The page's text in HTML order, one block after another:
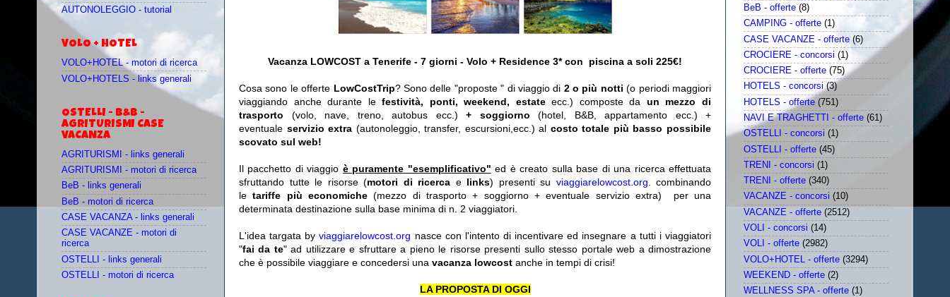
Vacanza LOWCOST a Tenerife - 7 giorni - Volo + Residence 3* con piscina a soli 225€!
Cosa sono le offerte LowCostTrip? Sono delle "proposte " di viaggio di 2 o più notti(o periodi maggiori
viaggiando anche durante lefestività, ponti, weekend, estateecc.) composte da un mezzo di
trasporto (volo, nave, treno, autobus ecc.) + soggiorno (hotel, B&B, appartamento ecc.) +
eventuale servizio extra (autonoleggio, transfer, escursioni,ecc.) al costo totale più basso possibile
scovato sul web!
Il pacchetto di viaggio è puramente "esemplificativo" ed è creato sulla base di una ricerca effettuata
sfruttando tutte le risorse (motori di ricerca e links) presenti su viaggiarelowcost.org . combinando
le tariffe più economiche(mezzo di trasporto + soggiorno + eventuale servizio extra)
per una
determinata destinazione sulla base minima di n. 2 viaggiatori.
L'idea targata byviaggiarelowcost.org nasce con l'intento di incentivare ed insegnare a tutti i viaggiatori
"fai da te" ad utilizzare e sfruttare a pieno le risorse presenti sullo stesso portale web a dimostrazione
che è possibile viaggiare e concedersi una vacanza lowcost anche in tempi di crisi!
LA PROPOSTA DI OGGI
AUTONOLEGGIO - tutorial
VOLO + HOTEL
VOLO+HOTEL - motori di ricerca
VOLO+HOTELS - links generali
OSTELLI - B&B -
AGRITURISMI CASE
VACANZA
AGRITURISMI - links generali
AGRITURISMI - motori di ricerca
BeB - links generali
BeB - motori di ricerca
CASE VACANZA - links generali
CASE VACANZE - motori di
ricerca
OSTELLI - links generali
OSTELLI - motori di ricerca
BeB - offerte (8)
CAMPING - offerte (1)
CASE VACANZE - offerte (6)
CROCIERE - concorsi (1)
CROCIERE - offerte (75)
HOTELS - concorsi (3)
HOTELS - offerte (751)
NAVI E TRAGHETTI - offerte (61)
OSTELLI - concorsi (1)
OSTELLI - offerte (45)
TRENI - concorsi (1)
TRENI - offerte (340)
VACANZE - concorsi (10)
VACANZE - offerte (2512)
VOLI - concorsi (14)
VOLI - offerte (2982)
VOLO+HOTEL - offerte (3294)
WEEKEND - offerte (2)
WELLNESS SPA - offerte (1)